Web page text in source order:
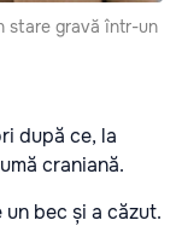
stare gravă într-un
după ce, la
craniană.
bec și a căzut.